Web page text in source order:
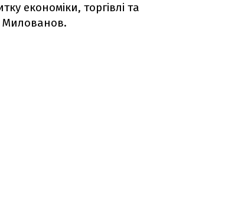
економіки, торгівлі та
Милованов.